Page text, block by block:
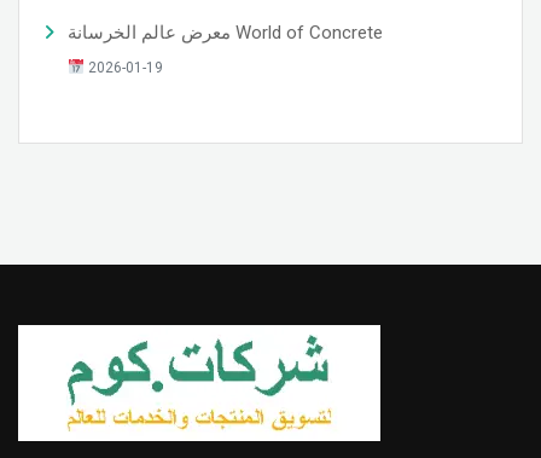
معرض عالم الخرسانة World of Concrete
2026-01-19